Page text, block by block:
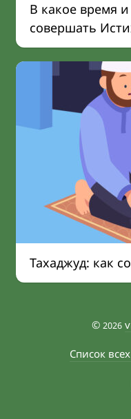
В какое время
совершать
Тахаджуд: как
© 2026
Список